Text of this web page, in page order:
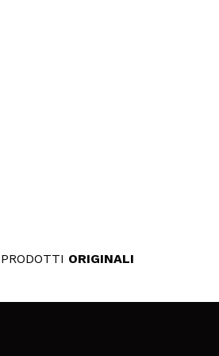
PRODOTTI ORIGINALI